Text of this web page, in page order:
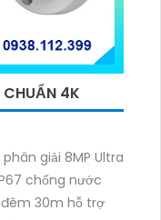
CHUẨN 4K
giải 8MP Ultra
chống nước
đêm 30m hỗ trợ